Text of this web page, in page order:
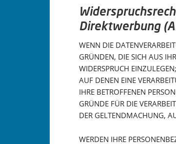
Direktwerbung
WENN DIE
GRÜNDEN, DIE SICH AUS
WIDERSPRUCH
AUF DENEN EINE
IHRE BETROFFENEN
GRÜNDE FÜR DIE
DER GELTENDMACHUNG,
WERDEN IHRE